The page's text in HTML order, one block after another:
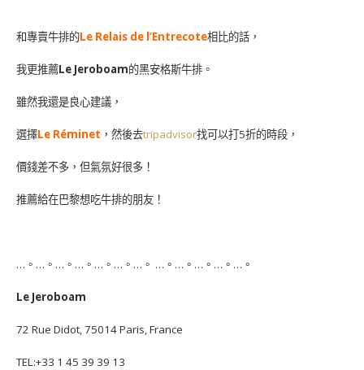
和專賣牛排的Le Relais de l’Entrecote相比的話，
我更推薦Le Jeroboam的黑安格斯牛排。
雖然我還是良心建議，
選擇Le Réminet ，然後去tripadvisor找可以打5折的時段，
價錢差不多，但氣氛好很多！
推薦給在巴黎想吃牛排的朋友！
…。…。…。…。…。…。…。 …。…。…。…。…。
Le Jeroboam
72 Rue Didot, 75014 Paris, France
TEL:+33 1 45 39 39 13